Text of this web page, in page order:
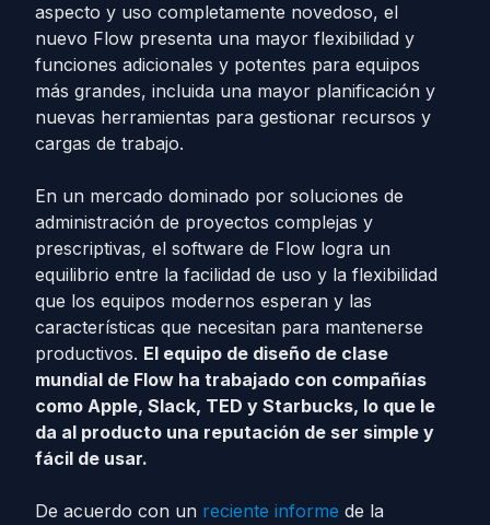
aspecto y uso completamente novedoso, el
nuevo Flow presenta una mayor flexibilidad y
funciones adicionales y potentes para equipos
más grandes, incluida una mayor planificación y
nuevas herramientas para gestionar recursos y
cargas de trabajo.
En un mercado dominado por soluciones de
administración de proyectos complejas y
prescriptivas, el software de Flow logra un
equilibrio entre la facilidad de uso y la flexibilidad
que los equipos modernos esperan y las
características que necesitan para mantenerse
productivos. El equipo de diseño de clase
mundial de Flow ha trabajado con compañías
como Apple, Slack, TED y Starbucks, lo que le
da al producto una reputación de ser simple y
fácil de usar.
De acuerdo con un reciente informe de la